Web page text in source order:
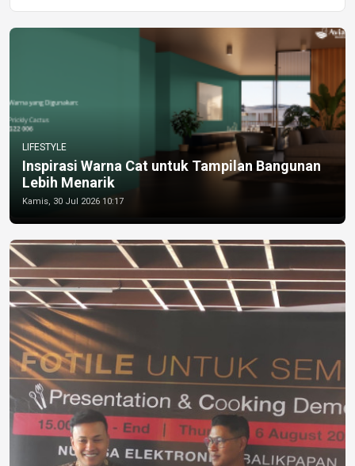
LIFESTYLE
Inspirasi Warna Cat untuk Tampilan Bangunan
Lebih Menarik
Kamis, 30 Jul 2026 10:17